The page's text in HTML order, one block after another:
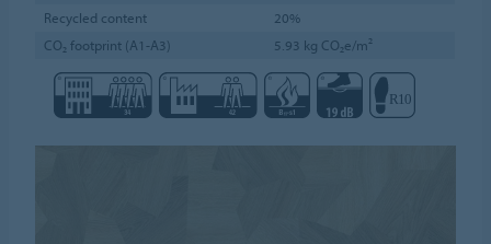
Recycled content
20%
CO₂ footprint (A1-A3)
5.93 kg CO₂e/m²